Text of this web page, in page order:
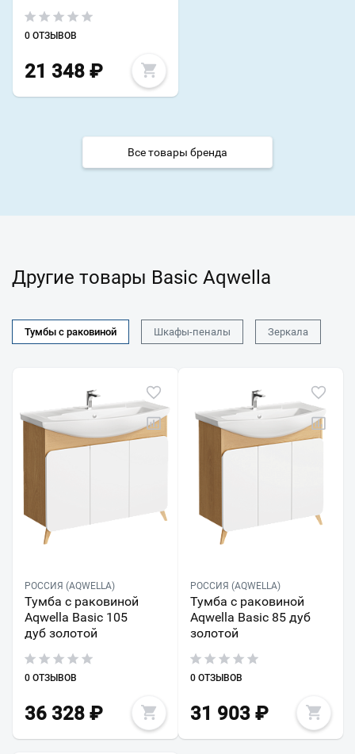
0 ОТЗЫВОВ
21 348 ₽
Все товары бренда
Другие товары Basic Aqwella
Тумбы с раковиной Шкафы-пеналы Зеркала
РОССИЯ (AQWELLA)
Тумба с раковиной
Aqwella Basic 105
дуб золотой
0 ОТЗЫВОВ
36 328 ₽
РОССИЯ (AQWELLA)
Тумба с раковиной
Aqwella Basic 85 дуб
золотой
0 ОТЗЫВОВ
31 903₽